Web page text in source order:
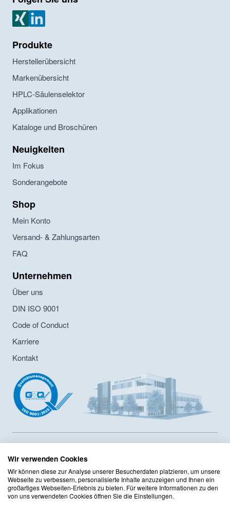
MZ Analysentechnik Xing
MZ Analysentechnik LinkedIn
Produkte
Herstellerübersicht
Markenübersicht
HPLC-Säulenselektor
Applikationen
Kataloge und Broschüren
Neuigkeiten
Im Fokus
Sonderangebote
Shop
Mein Konto
Versand- & Zahlungsarten
FAQ
Unternehmen
Über uns
DIN ISO 9001
Code of Conduct
Karriere
Kontakt
MZ-Analysentechnik GmbH ist Hersteller von HPLC- und GPC-
Säulen sowie Lieferant von Chromatographiesäulen und
Zubehör seit 1986. Das Unternehmen hat ein
Innerbertriebliches Compliance Programm sowie ein
Qualitätsmanagement mit DIN ISO 9001:2015 Zertifizierung
implementiert. Das Sortiment umfasst mehr als 125 Hersteller
Wir verwenden Cookies
Wir können diese zur Analyse unserer Besucherdaten platzieren, um unsere
Webseite zu verbessern, personalisierte Inhalte anzuzeigen und Ihnen ein
großartiges Webseiten-Erlebnis zu bieten. Für weitere Informationen zu den
von uns verwendeten Cookies öffnen Sie die Einstellungen.